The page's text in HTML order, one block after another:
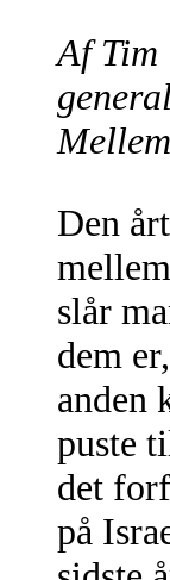
Af Tim
Den
slår
dem
anden
puste
det
på